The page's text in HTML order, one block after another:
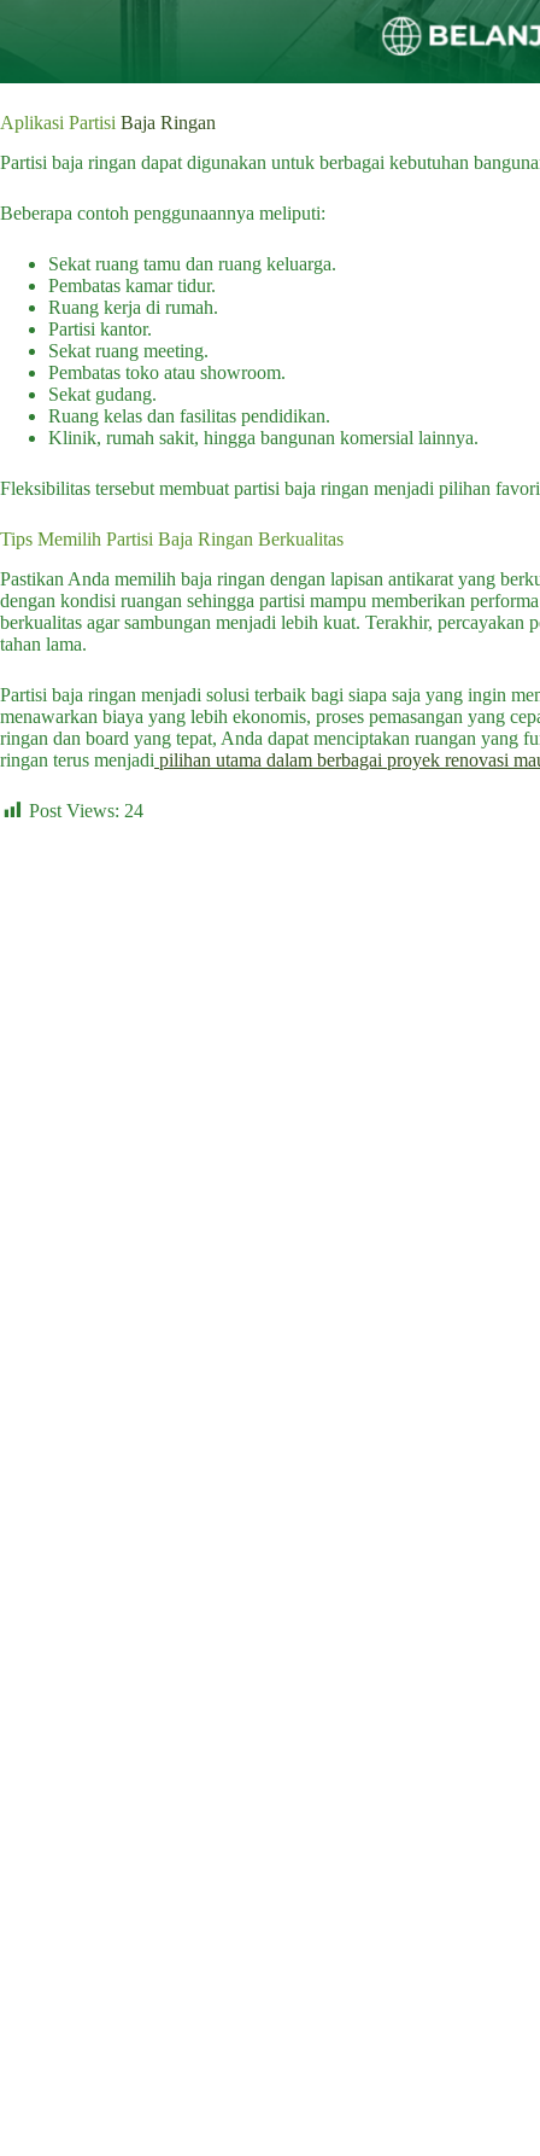
Aplikasi Partisi Baja Ringan
Partisi baja ringan dapat digunakan untuk berbagai kebutuhan
Beberapa contoh penggunaannya meliputi:
Sekat ruang tamu dan ruang keluarga.
Pembatas kamar tidur.
Ruang kerja di rumah.
Partisi kantor.
Sekat ruang meeting.
Pembatas toko atau showroom.
Sekat gudang.
Ruang kelas dan fasilitas pendidikan.
Klinik, rumah sakit, hingga bangunan komersial lainnya.
Fleksibilitas tersebut membuat partisi baja ringan menjadi pilihan
Tips Memilih Partisi Baja Ringan Berkualitas
Pastikan Anda memilih baja ringan dengan lapisan antikarat yang
dengan kondisi ruangan sehingga partisi mampu memberikan
berkualitas agar sambungan menjadi lebih kuat. Terakhir, percayakan
tahan lama.
Partisi baja ringan menjadi solusi terbaik bagi siapa saja yang ingin
menawarkan biaya yang lebih ekonomis, proses pemasangan yang
ringan dan board yang tepat, Anda dapat menciptakan ruangan
ringan terus menjadi pilihan utama dalam berbagai proyek renovasi
Post Views: 24